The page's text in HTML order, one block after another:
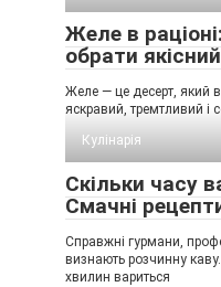
Желе в
обрати
Желе — це десерт, який
яскравий, тремтливий і
Кулінарія
Скільки часу
Смачні
Справжні гурмани,
визнають розчинну каву.
хвилин вариться